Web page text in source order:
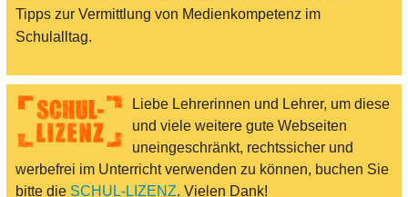
Tipps zur Vermittlung von Medienkompetenz im
Schulalltag.
Liebe Lehrerinnen und Lehrer, um diese
und viele weitere gute Webseiten
uneingeschränkt, rechtssicher und
werbefrei im Unterricht verwenden zu können, buchen Sie
bitte die SCHUL-LIZENZ. Vielen Dank!